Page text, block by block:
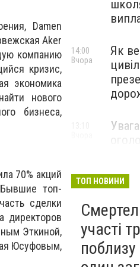
Damen
Aker
компанию
кризис,
экономика
нового
бизнеса,
70% акций
топ-
сделки
директоров
Эткиной,
Юсуфовым,
Як
14:00
Вчора
ТОП НОВИНИ
участі